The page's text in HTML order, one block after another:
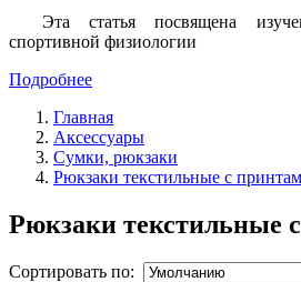
Эта статья посвящена
спортивной физиологии
Подробнее
Главная
Аксессуары
Сумки, рюкзаки
Рюкзаки текстильные с
Рюкзаки текстильные
Сортировать по: